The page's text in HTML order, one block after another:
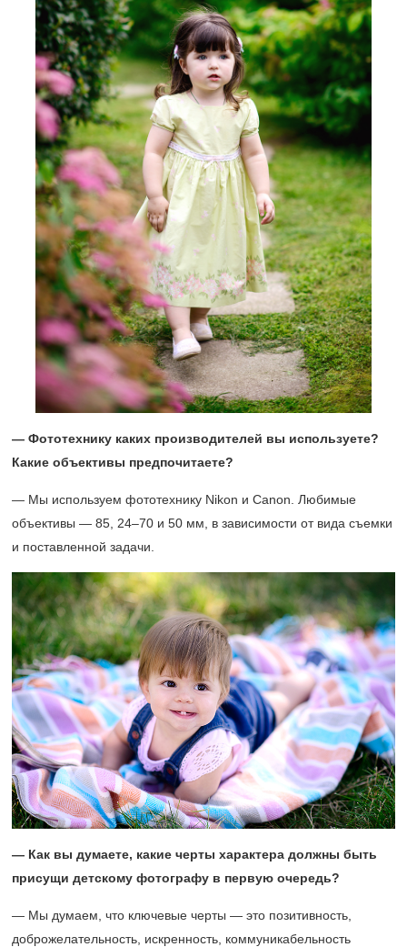
— Фототехнику каких производителей вы используете?
Какие объективы предпочитаете?
— Мы используем фототехнику Nikon и Canon. Любимые
объективы — 85, 24–70 и 50 мм, в зависимости от вида съемки
и поставленной задачи.
— Как вы думаете, какие черты характера должны быть
присущи детскому фотографу в первую очередь?
— Мы думаем, что ключевые черты — это позитивность,
доброжелательность, искренность, коммуникабельность